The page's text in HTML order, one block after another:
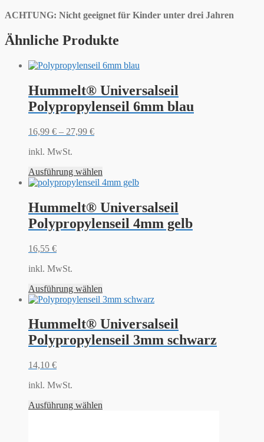
ACHTUNG: Nicht geeignet für Kinder unter drei Jahren
Ähnliche Produkte
Hummelt® Universalseil
Polypropylenseil 6mm blau
16,99 € – 27,99 €
inkl. MwSt.
Ausführung wählen
Hummelt® Universalseil
Polypropylenseil 4mm gelb
16,55 €
inkl. MwSt.
Ausführung wählen
Hummelt® Universalseil
Polypropylenseil 3mm schwarz
14,10 €
inkl. MwSt.
Ausführung wählen